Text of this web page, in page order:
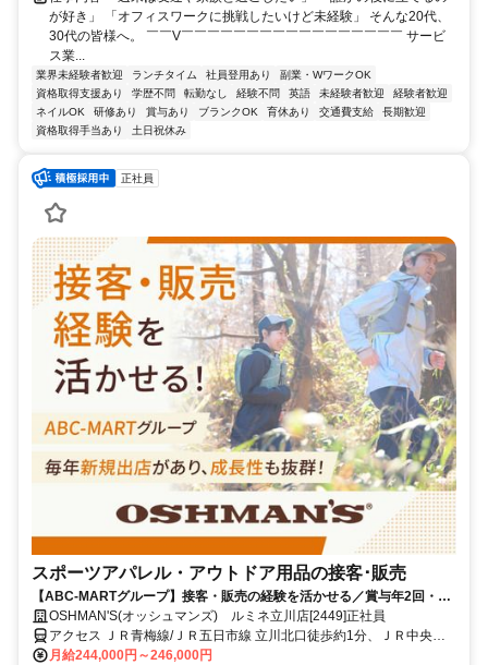
が好き」 「オフィスワークに挑戦したいけど未経験」 そんな20代、
30代の皆様へ。 ￣￣V￣￣￣￣￣￣￣￣￣￣￣￣￣￣￣￣￣ サービ
ス業...
業界未経験者歓迎 ランチタイム 社員登用あり
副業・WワークOK
資格取得支援あり
学歴不問 転勤なし 経験不問 英語 未経験者歓迎
経験者歓迎
ネイルOK
研修あり 賞与あり ブランクOK 育休あり 交通費支給
長期歓迎
資格取得手当あり
土日祝休み
正社員
スポーツアパレル・アウトドア用品の接客･販売
【ABC-MARTグループ】接客・販売の経験を活かせる／賞与年2回・昇
給あり・キャリアアップ前提採用・私服OK・個人ノルマなし
OSHMAN'S(オッシュマンズ) ルミネ立川店[2449]正社員
アクセス ＪＲ青梅線/ＪＲ五日市線 立川北口徒歩約1分、ＪＲ中央本
線 立川北口徒歩約1分、ＪＲ南武線 立川北口徒歩約1分
月給244,000円～246,000円